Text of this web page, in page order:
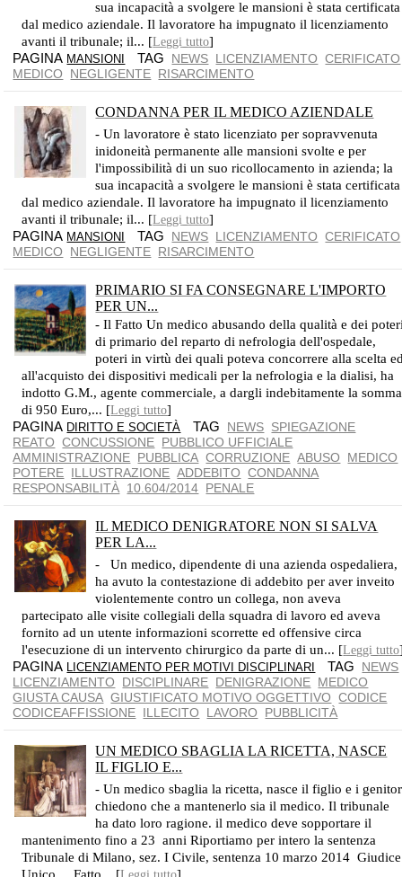
sua incapacità a svolgere le mansioni è stata certificata
dal medico aziendale. Il lavoratore ha impugnato il licenziamento
avanti il tribunale; il... [Leggi tutto]
PAGINA MANSIONI TAG NEWS LICENZIAMENTO CERIFICATO
MEDICO
NEGLIGENTE RISARCIMENTO
CONDANNA PER IL MEDICO AZIENDALE
- Un lavoratore è stato licenziato per sopravvenuta
inidoneità permanente alle mansioni svolte e per
l'impossibilità di un suo ricollocamento in azienda; la
sua incapacità a svolgere le mansioni è stata certificata
dal medico aziendale. Il lavoratore ha impugnato il licenziamento
avanti il tribunale; il... [Leggi tutto]
PAGINA MANSIONI TAG NEWS LICENZIAMENTO CERIFICATO
MEDICO
NEGLIGENTE RISARCIMENTO
PRIMARIO SI FA CONSEGNARE L'IMPORTO
PER UN...
- Il Fatto Un medico abusando della qualità e dei
di primario del reparto di nefrologia dell'ospedale,
poteri in virtù dei quali poteva concorrere alla scelta
all'acquisto dei dispositivi medicali per la nefrologia e la dialisi, ha
indotto G.M., agente commerciale, a dargli indebitamente la somma
di 950 Euro,... [Leggi tutto]
PAGINA DIRITTO E SOCIETÀ TAG NEWS SPIEGAZIONE
REATO CONCUSSIONE PUBBLICO UFFICIALE
AMMINISTRAZIONE PUBBLICA CORRUZIONE ABUSO
MEDICO
POTERE ILLUSTRAZIONE ADDEBITO CONDANNA
RESPONSABILITÀ 10.604/2014 PENALE
IL MEDICO DENIGRATORE NON SI SALVA
PER LA...
- Un medico, dipendente di una azienda ospedaliera,
ha avuto la contestazione di addebito per aver inveito
violentemente contro un collega, non aveva
partecipato alle visite collegiali della squadra di lavoro ed aveva
fornito ad un utente informazioni scorrette ed offensive circa
l'esecuzione di un intervento chirurgico da parte di un... [Leggi tutto
PAGINA LICENZIAMENTO PER MOTIVI DISCIPLINARI TAG NEWS
LICENZIAMENTO
DISCIPLINARE DENIGRAZIONE MEDICO
GIUSTA CAUSA GIUSTIFICATO MOTIVO OGGETTIVO CODICE
CODICEAFFISSIONE ILLECITO LAVORO PUBBLICITÀ
UN MEDICO SBAGLIA LA RICETTA, NASCE
IL FIGLIO E...
- Un medico sbaglia la ricetta, nasce il figlio e i
chiedono che a mantenerlo sia il medico. Il tribunale
ha dato loro ragione. il medico deve sopportare il
mantenimento fino a 23 anni Riportiamo per intero la sentenza
Tribunale di Milano, sez. I Civile, sentenza 10 marzo 2014 Giudice